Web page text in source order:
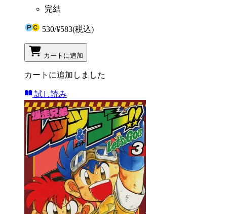
完結
530/¥583(税込)
カートに追加
カートに追加しました
試し読み